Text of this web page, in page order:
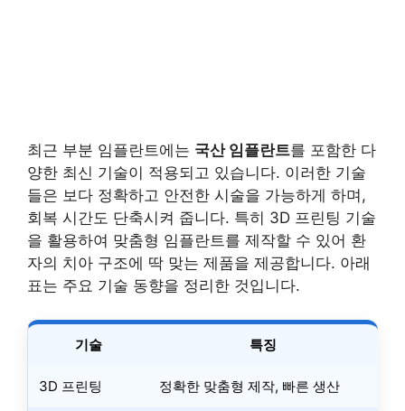
최근 부분 임플란트에는 국산 임플란트를 포함한 다
양한 최신 기술이 적용되고 있습니다. 이러한 기술
들은 보다 정확하고 안전한 시술을 가능하게 하며,
회복 시간도 단축시켜 줍니다. 특히 3D 프린팅 기술
을 활용하여 맞춤형 임플란트를 제작할 수 있어 환
자의 치아 구조에 딱 맞는 제품을 제공합니다. 아래
표는 주요 기술 동향을 정리한 것입니다.
기술 특징
3D 프린팅 정확한 맞춤형 제작, 빠른 생산